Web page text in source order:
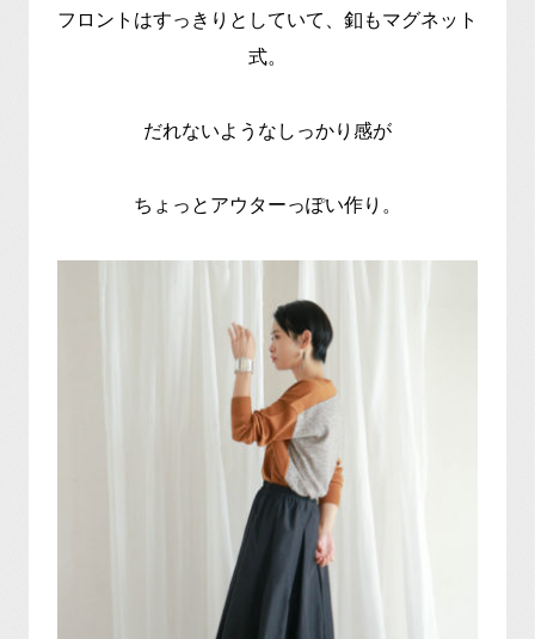
フロントはすっきりとしていて、釦もマグネット
式。
だれないようなしっかり感が
ちょっとアウターっぽい作り。